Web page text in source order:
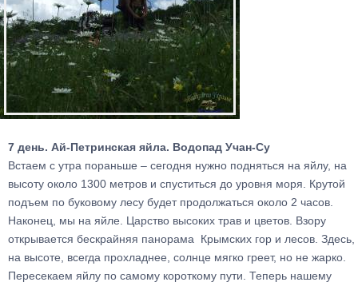
7 день. Ай-Петринская яйла. Водопад Учан-Су
Встаем с утра пораньше – сегодня нужно подняться на яйлу, на
высоту около 1300 метров и спуститься до уровня моря. Крутой
подъем по буковому лесу будет продолжаться около 2 часов.
Наконец, мы на яйле. Царство высоких трав и цветов. Взору
открывается бескрайняя панорама Крымских гор и лесов. Здесь,
на высоте, всегда прохладнее, солнце мягко греет, но не жарко.
Пересекаем яйлу по самому короткому пути. Теперь нашему